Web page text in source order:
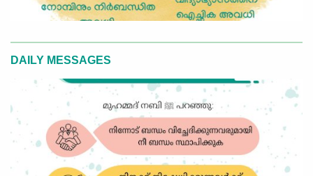
DAILY MESSAGES